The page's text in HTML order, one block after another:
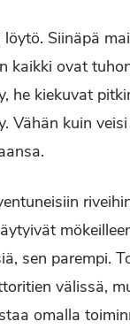
Siinäpä
kaikki ovat
he kiekuvat
Vähän kuin
sen parempi.
välissä,
omalla